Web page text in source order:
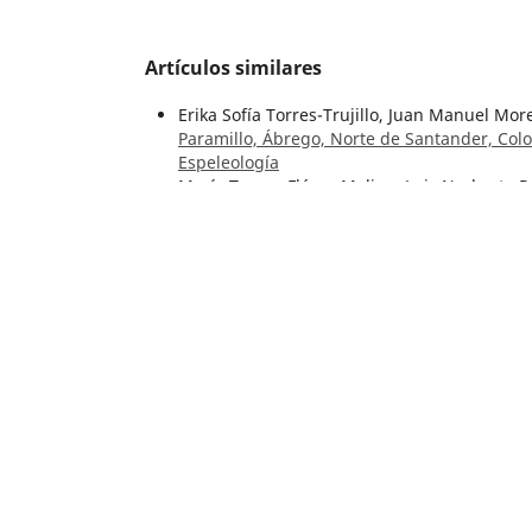
Artículos similares
Erika Sofía Torres-Trujillo, Juan Manuel
Paramillo, Ábrego, Norte de Santander,
Espeleología
María Teresa Flórez-Molina, Luis Norberto